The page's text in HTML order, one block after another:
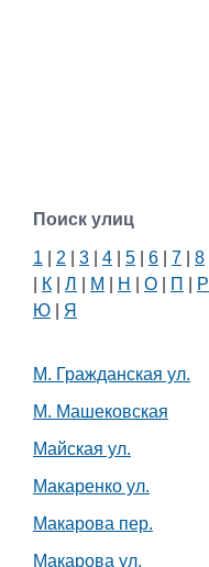
Поиск улиц
1 2 3 4 5 6 7 8
К Л М Н О П Р
Ю
Я
М. Гражданская ул.
М. Машековская
Майская ул.
Макаренко ул.
Макарова пер.
Макарова ул.